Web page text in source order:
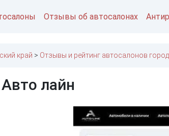
Отзывы об автосалонах
край Отзывы и рейтинг автосалонов
лайн